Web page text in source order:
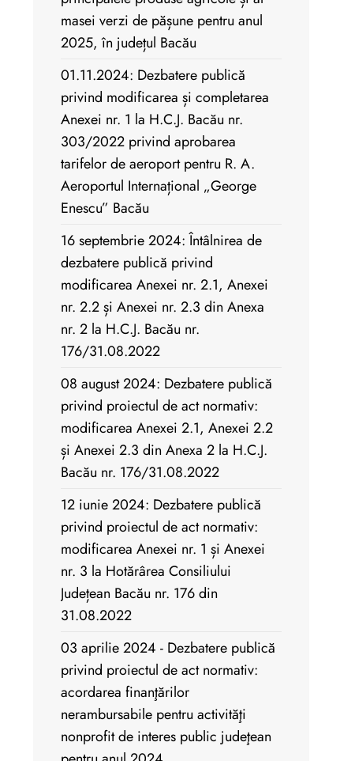
masei verzi de pășune pentru anul
2025, în județul Bacău
01.11.2024: Dezbatere publică
privind modificarea și completarea
Anexei nr. 1 la H.C.J. Bacău nr.
303/2022 privind aprobarea
tarifelor de aeroport pentru R. A.
Aeroportul Internațional „George
Enescu” Bacău
16 septembrie 2024: Întâlnirea de
dezbatere publică privind
modificarea Anexei nr. 2.1, Anexei
nr. 2.2 și Anexei nr. 2.3 din Anexa
nr. 2 la H.C.J. Bacău nr.
176/31.08.2022
08 august 2024: Dezbatere publică
privind proiectul de act normativ:
modificarea Anexei 2.1, Anexei 2.2
și Anexei 2.3 din Anexa 2 la H.C.J.
Bacău nr. 176/31.08.2022
12 iunie 2024: Dezbatere publică
privind proiectul de act normativ:
modificarea Anexei nr. 1 și Anexei
nr. 3 la Hotărârea Consiliului
Județean Bacău nr. 176 din
31.08.2022
03 aprilie 2024 - Dezbatere publică
privind proiectul de act normativ:
acordarea finanţărilor
nerambursabile pentru activităţi
nonprofit de interes public judeţean